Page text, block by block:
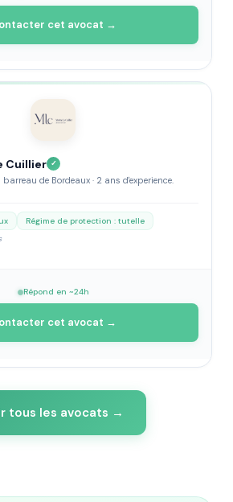
cet avocat →
Cuillier ✓
de Bordeaux · 2 ans d'experience.
Régime de protection : tutelle
Répond en ~24h
cet avocat →
tous les avocats →